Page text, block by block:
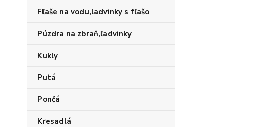
Fľaše na vodu,ladvinky s fľašo
Púzdra na zbraň,ľadvinky
Kukly
Putá
Pončá
Kresadlá